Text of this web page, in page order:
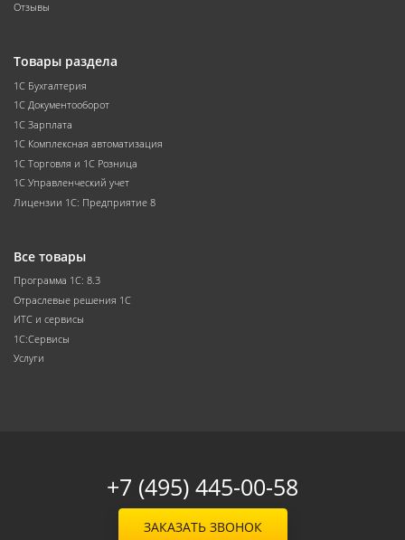
Отзывы
Товары раздела
1С Бухгалтерия
1С Документооборот
1С Зарплата
1С Комплексная автоматизация
1С Торговля и 1С Розница
1С Управленческий учет
Лицензии 1С: Предприятие 8
Все товары
Программа 1С: 8.3
Отраслевые решения 1С
ИТС и сервисы
1С:Сервисы
Услуги
+7 (495) 445-00-58
ЗАКАЗАТЬ ЗВОНОК